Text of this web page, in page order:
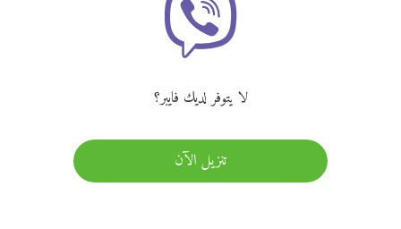
لا يتوفر لديك فايبر؟
تنزيل الآن